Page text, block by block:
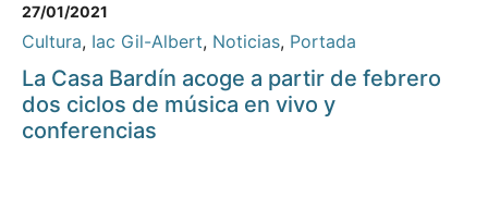
27/01/2021
Cultura, Iac Gil-Albert, Noticias, Portada
La Casa Bardín acoge a partir de febrero
dos ciclos de música en vivo y
conferencias